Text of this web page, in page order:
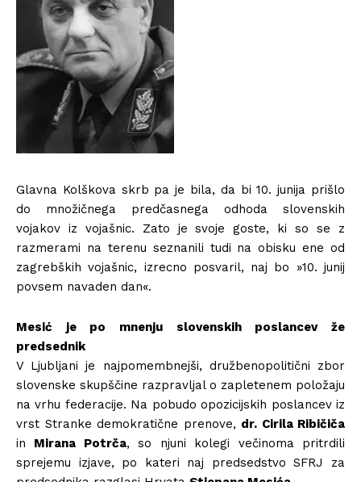
Glavna Kolškova skrb pa je bila, da bi 10. junija prišlo
do množičnega predčasnega odhoda slovenskih
vojakov iz vojašnic. Zato je svoje goste, ki so se z
razmerami na terenu seznanili tudi na obisku ene od
zagrebških vojašnic, izrecno posvaril, naj bo »10. junij
povsem navaden dan«.
Mesić je po mnenju slovenskih poslancev že
predsednik
V Ljubljani je najpomembnejši, družbenopolitični zbor
slovenske skupščine razpravljal o zapletenem položaju
na vrhu federacije. Na pobudo opozicijskih poslancev iz
vrst Stranke demokratične prenove, dr. Cirila Ribičiča
in Mirana Potrča, so njuni kolegi večinoma pritrdili
sprejemu izjave, po kateri naj predsedstvo SFRJ za